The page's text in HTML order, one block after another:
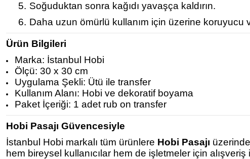
5. Soğuduktan sonra kağıdı yavaşça kaldırın.
6. Daha uzun ömürlü kullanım için üzerine koruyucu
Ürün Bilgileri
Marka: İstanbul Hobi
Ölçü: 30 x 30 cm
Uygulama Şekli: Ütü ile transfer
Kullanım Alanı: Hobi ve dekoratif boyama
Paket İçeriği: 1 adet rub on transfer
Hobi Pasajı Güvencesiyle
İstanbul Hobi markalı tüm ürünlere Hobi Pasajı
hem bireysel kullanıcılar hem de işletmeler için alışveriş